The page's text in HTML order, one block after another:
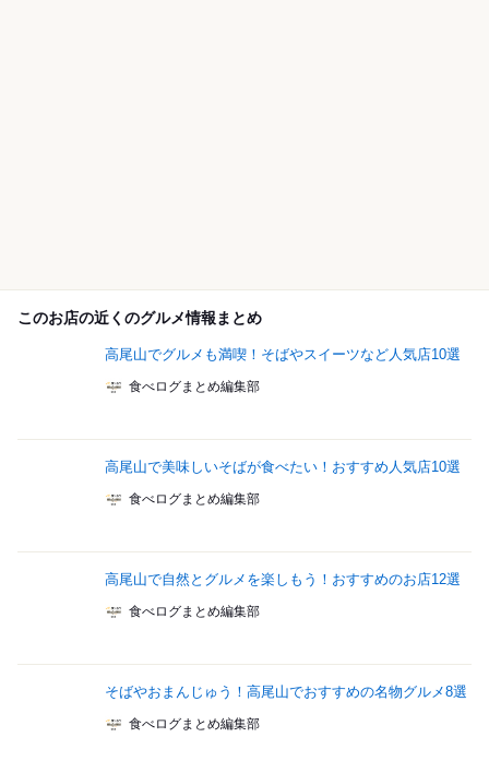
このお店の近くのグルメ情報まとめ
高尾山でグルメも満喫！そばやスイーツなど人気店10選
食べログまとめ編集部
高尾山で美味しいそばが食べたい！おすすめ人気店10選
食べログまとめ編集部
高尾山で自然とグルメを楽しもう！おすすめのお店12選
食べログまとめ編集部
そばやおまんじゅう！高尾山でおすすめの名物グルメ8選
食べログまとめ編集部